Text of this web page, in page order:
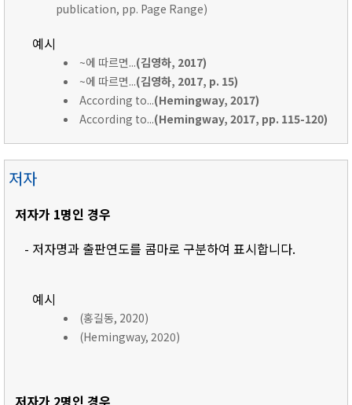
publication, pp. Page Range)
예시
~에 따르면...(김영하, 2017)
~에 따르면...(김영하, 2017, p. 15)
According to...(Hemingway, 2017)
According to...(Hemingway, 2017, pp. 115-120)
저자
저자가 1명인 경우
- 저자명과 출판연도를 콤마로 구분하여 표시합니다.
예시
(홍길동, 2020)
(Hemingway, 2020)